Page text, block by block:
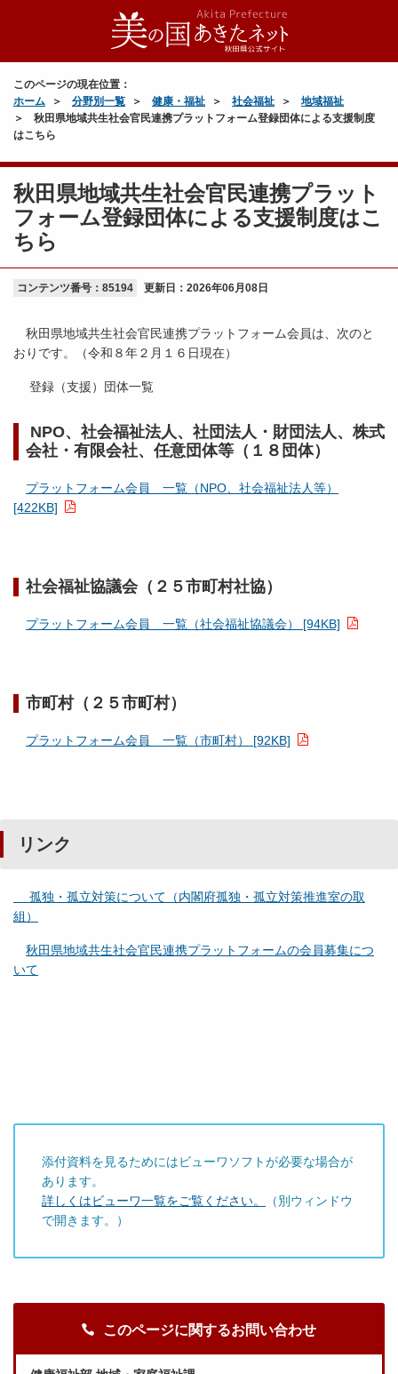
このページの現在位置：
ホーム
分野別一覧 健康・福祉 社会福祉
地域福祉
秋田県地域共生社会官民連携プラットフォーム登録団体による支援制度
はこちら
秋田県地域共生社会官民連携プラット
フォーム登録団体による支援制度はこ
ちら
コンテンツ番号：85194 更新日： 2026年06月08日
秋田県地域共生社会官民連携プラットフォーム会員は、次のと
おりです。（令和８年２月１６日現在）
登録（支援）団体一覧
NPO、社会福祉法人、社団法人・財団法人、株式
会社・有限会社、任意団体等（１８団体）
プラットフォーム会員 一覧（NPO、社会福祉法人等）
[422KB]
社会福祉協議会（２５市町村社協）
プラットフォーム会員 一覧（社会福祉協議会） [94KB]
市町村（２５市町村）
プラットフォーム会員 一覧（市町村） [92KB]
リンク
孤独・孤立対策について（内閣府孤独・孤立対策推進室の取
組）
秋田県地域共生社会官民連携プラットフォームの会員募集につ
いて
添付資料を見るためにはビューワソフトが必要な場合が
あります。
詳しくはビューワ一覧をご覧ください。
（別ウィンドウ
で開きます。）
このページに関するお問い合わせ